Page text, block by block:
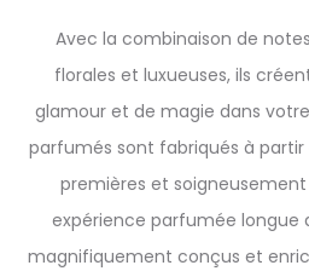
Avec la combinaison de
florales et luxueuses, ils
glamour et de magie dans
parfumés sont fabriqués à
premières et
expérience parfumée longue
magnifiquement conçus et